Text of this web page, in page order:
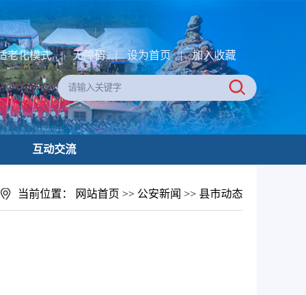
老化模式 | 无障碍 | 设为首页 | 加入收藏
互动交流
当前位置： 网站首页 >> 公安新闻 >> 县市动态